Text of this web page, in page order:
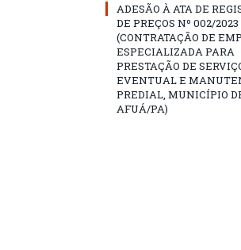
ADESÃO À ATA DE
DE PREÇOS Nº 002/2023
(CONTRATAÇÃO DE
ESPECIALIZADA PARA
PRESTAÇÃO DE
EVENTUAL E
PREDIAL, MUNICÍPIO
AFUÁ/PA)